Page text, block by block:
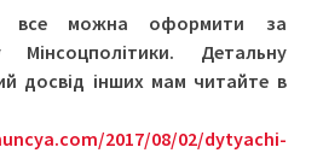
все можна оформити за
Детальну
досвід інших мам читайте в
2017/08/02/dytyachi-